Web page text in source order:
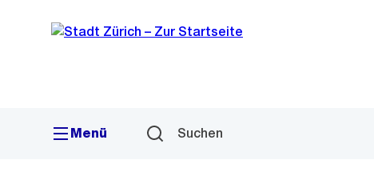
Navigation
Sprunglink
Menü Suchen